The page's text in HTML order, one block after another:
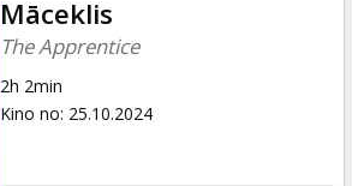
Māceklis
The Apprentice
2h 2min
Kino no: 25.10.2024